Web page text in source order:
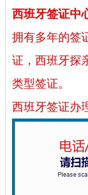
西班牙签证中
拥有多年的签
证，西班牙探
类型签证。
西班牙签证办